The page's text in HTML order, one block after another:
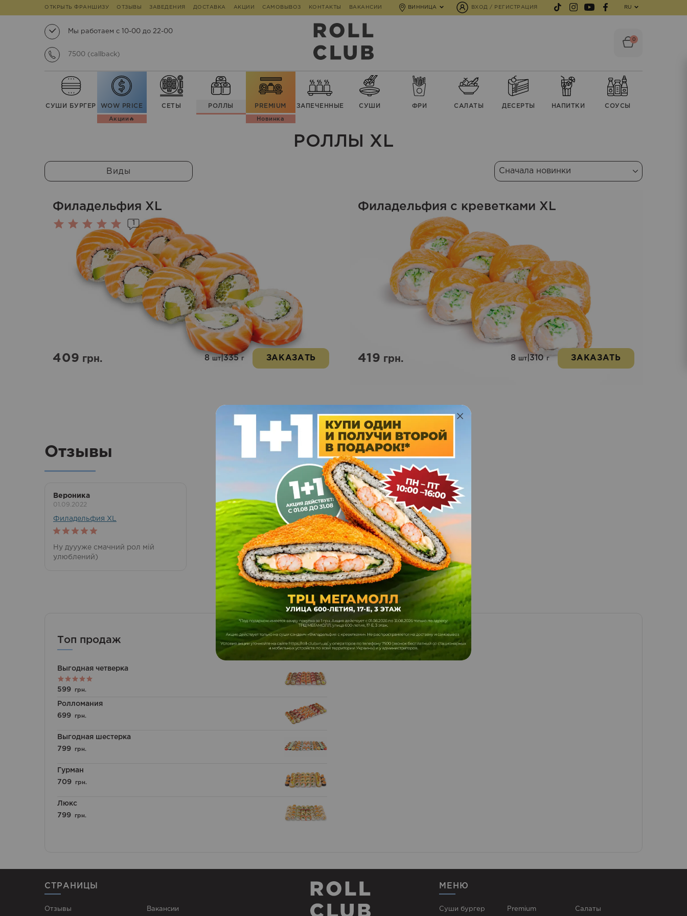
ОТКРЫТЬ ФРАНШИЗУ ОТЗЫВЫ ЗАВЕДЕНИЯ ДОСТАВКА АКЦИИ САМОВЫВОЗ КОНТАКТЫ ВАКАНСИИ ВИННИЦА ВХОД / РЕГИСТРАЦИЯ RU
Мы работаем с 10-00 до 22-00
7500 (callback)
0
СУШИ БУРГЕР WOW PRICE
Акции🔥
СЕТЫ РОЛЛЫ PREMIUM
Новинка
ЗАПЕЧЕННЫЕ СУШИ ФРИ CАЛАТЫ ДЕСЕРТЫ НАПИТКИ СОУСЫ
РОЛЛЫ XL
Виды
Филадельфия XL
Оценка
5.00
из 5
409грн. 8 шт|335 г ЗАКАЗАТЬ
Филадельфия с креветками XL
419грн. 8 шт 310 г ЗАКАЗАТЬ
Отзывы
Вероника
01.09.2022
Филадельфия XL
5out of 5
Ну дуууже смачний рол мій
улюблений)
Топ продаж
Выгодная четверка
Оценка
599 грн.
Ролломания
699
грн.
Выгодная шестерка
799
грн.
Гурман
709
грн.
Люкс
799
грн.
МЕНЮ
Суши бургер Premium Cалаты
СТРАНИЦЫ
Отзывы Вакансии